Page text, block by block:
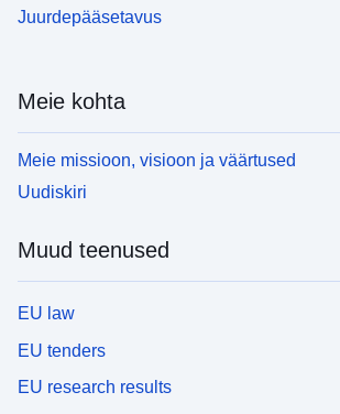
Juurdepääsetavus
Meie kohta
Meie missioon, visioon ja väärtused
Uudiskiri
Muud teenused
EU law
EU tenders
EU research results